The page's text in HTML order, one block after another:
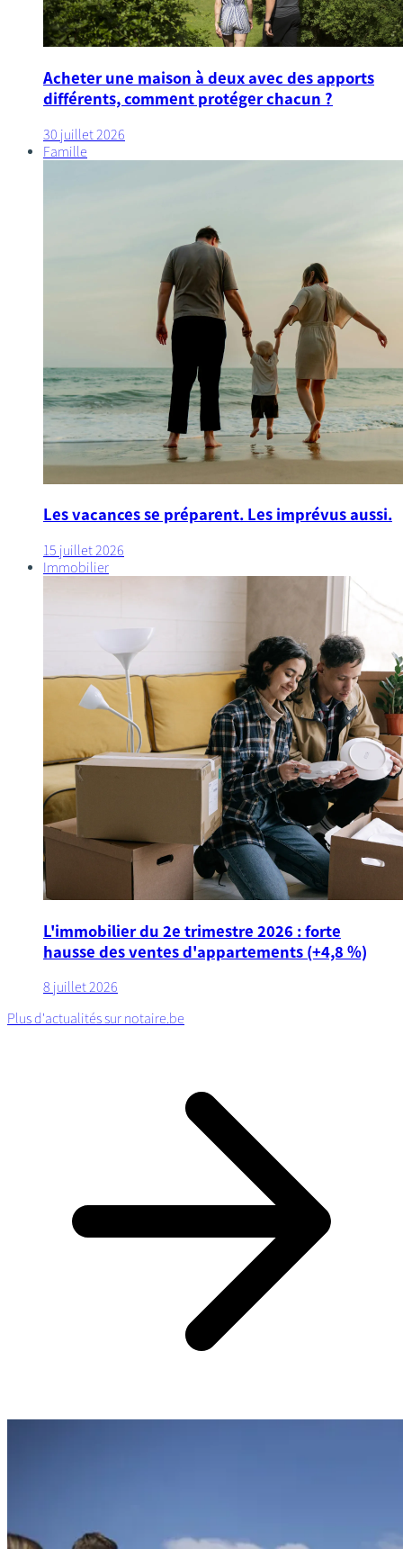
Acheter une maison à deux avec des apports
différents, comment protéger chacun ?
30 juillet 2026
Famille
Les vacances se préparent. Les imprévus aussi.
15 juillet 2026
Immobilier
L'immobilier du 2e trimestre 2026 : forte
hausse des ventes d'appartements (+4,8 %)
8 juillet 2026
Plus d'actualités sur notaire.be